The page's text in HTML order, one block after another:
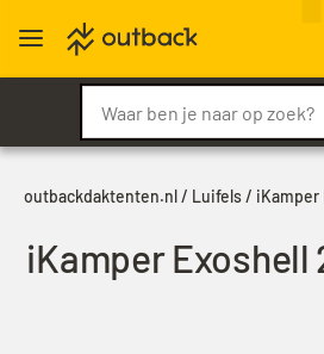
a
outbackdaktenten.nl/ Luifels/ iKamper
iKamper Exoshell